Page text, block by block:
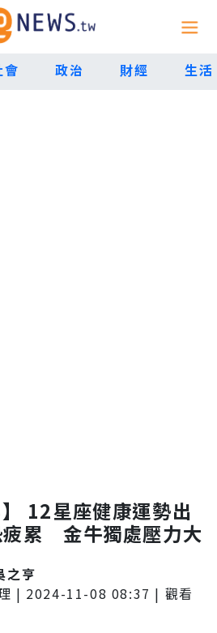
會 政治 財經 生活
12星座健康運勢出
疲累 金牛獨處壓力大
之亨
| 2024-11-08 08:37 | 觀看